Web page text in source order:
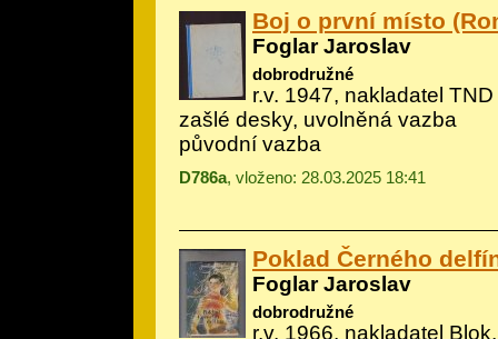
Boj o první místo
Foglar Jaroslav
dobrodružné
r.v. 1947, nakladatel
zašlé desky, uvolněná vazba
původní vazba
D786a, vloženo: 28.03.2025 18:41
Poklad Černého
Foglar Jaroslav
dobrodružné
r.v. 1966, nakladatel